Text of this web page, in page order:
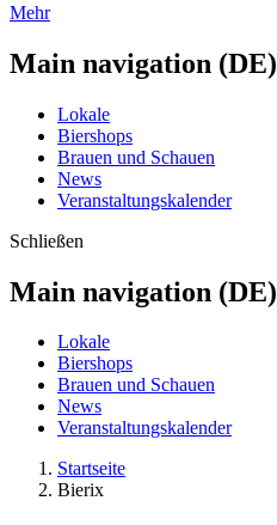
Mehr
Main navigation (DE)
Lokale
Biershops
Brauen und Schauen
News
Veranstaltungskalender
Schließen
Main navigation (DE)
Lokale
Biershops
Brauen und Schauen
News
Veranstaltungskalender
Startseite
Bierix